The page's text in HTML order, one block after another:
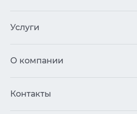
Услуги
О компании
Контакты